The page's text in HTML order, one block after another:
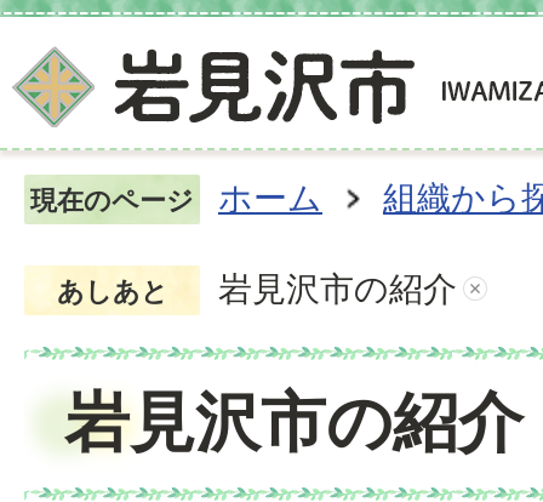
現在のページ ホーム 組織から
あしあと 岩見沢市の紹介
岩見沢市の紹介